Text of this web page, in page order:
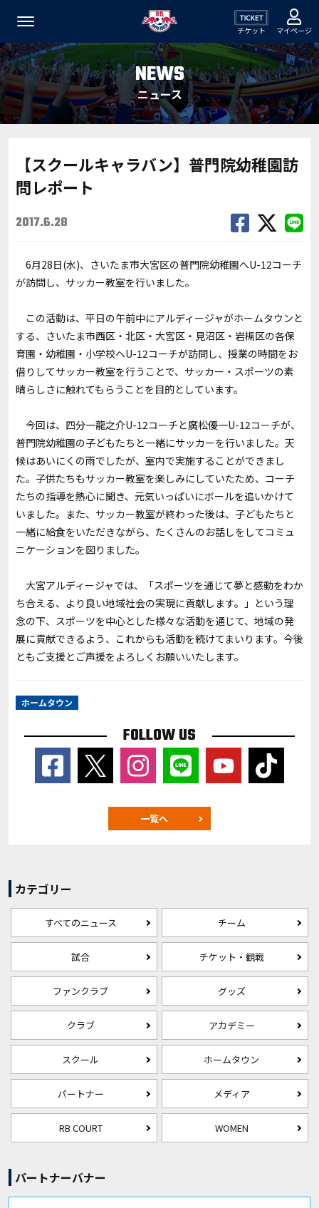
チケット マイページ
NEWS
ニュース
【スクールキャラバン】普門院幼稚園訪
問レポート
2017.6.28
6月28日(水)、さいたま市大宮区の普門院幼稚園へU-12コーチ
が訪問し、サッカー教室を行いました。
この活動は、平日の午前中にアルディージャがホームタウンと
する、さいたま市西区・北区・大宮区・見沼区・岩槻区の各保
育園・幼稚園・小学校へU-12コーチが訪問し、授業の時間をお
借りしてサッカー教室を行うことで、サッカー・スポーツの素
晴らしさに触れてもらうことを目的としています。
今回は、四分一龍之介U-12コーチと廣松優一U-12コーチが、
普門院幼稚園の子どもたちと一緒にサッカーを行いました。天
候はあいにくの雨でしたが、室内で実施することができまし
た。子供たちもサッカー教室を楽しみにしていたため、コーチ
たちの指導を熱心に聞き、元気いっぱいにボールを追いかけて
いました。また、サッカー教室が終わった後は、子どもたちと
一緒に給食をいただきながら、たくさんのお話しをしてコミュ
ニケーションを図りました。
大宮アルディージャでは、「スポーツを通じて夢と感動をわか
ち合える、より良い地域社会の実現に貢献します。」という理
念の下、スポーツを中心とした様々な活動を通じて、地域の発
展に貢献できるよう、これからも活動を続けてまいります。今後
ともご支援とご声援をよろしくお願いいたします。
ホームタウン
FOLLOW US
一覧へ
カテゴリー
すべてのニュース チーム
試合 チケット・観戦
ファンクラブ グッズ
クラブ アカデミー
スクール ホームタウン
パートナー メディア
RB COURT WOMEN
パートナーバナー